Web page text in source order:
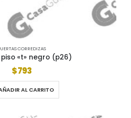
CORREDIZAS
«t» negro (p26)
$793
AL CARRITO